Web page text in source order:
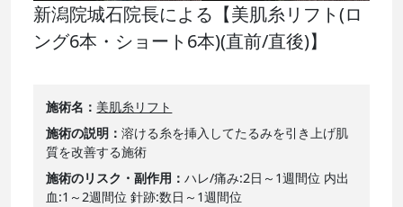
新潟院城石院長による【美肌糸リフト(ロ
ング6本・ショート6本)(直前/直後)】
施術名
美肌糸リフト
施術の説明
溶ける糸を挿入してたるみを引き上げ肌
質を改善する施術
施術のリスク・副作用
ハレ/痛み:2日～1週間位 内出
血:1～2週間位 針跡:数日～1週間位